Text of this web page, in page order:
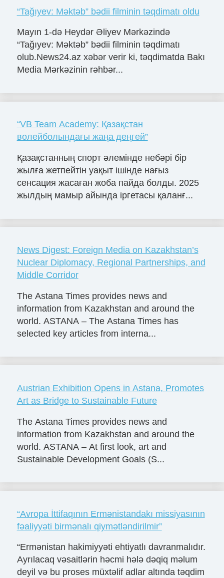
“Tağıyev: Məktəb” bədii filminin təqdimatı oldu
Mayın 1-də Heydər Əliyev Mərkəzində
“Tağıyev: Məktəb” bədii filminin təqdimatı
olub.News24.az xəbər verir ki, təqdimatda Bakı
Media Mərkəzinin rəhbər...
“VB Team Academy: Қазақстан
волейболындағы жаңа деңгей”
Қазақстанның спорт әлемінде небәрі бір
жылға жетпейтін уақыт ішінде нағыз
сенсация жасаған жоба пайда болды. 2025
жылдың мамыр айында іргетасы қаланғ...
News Digest: Foreign Media on Kazakhstan’s
Nuclear Diplomacy, Regional Partnerships, and
Middle Corridor
The Astana Times provides news and
information from Kazakhstan and around the
world. ASTANA – The Astana Times has
selected key articles from interna...
Austrian Exhibition Opens in Astana, Promotes
Art as Bridge to Sustainable Future
The Astana Times provides news and
information from Kazakhstan and around the
world. ASTANA – At first look, art and
Sustainable Development Goals (S...
“Avropa İttifaqının Ermənistandakı missiyasının
fəaliyyəti birmənalı qiymətləndirilmir”
“Ermənistan hakimiyyəti ehtiyatlı davranmalıdır.
Ayrılacaq vəsaitlərin həcmi hələ dəqiq məlum
deyil və bu proses müxtəlif adlar altında təqdim